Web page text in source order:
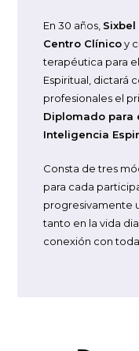
En 30 años,
Centro Clínicoy
terapéutica para
Espiritual, dictará
profesionales el
Diplomado para
Inteligencia
Consta de tres
para cada
progresivamente
tanto en la vida
conexión con